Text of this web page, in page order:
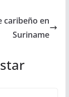
caribeño en
Suriname